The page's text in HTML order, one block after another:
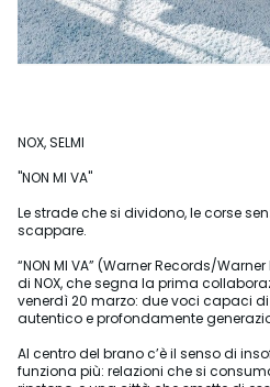
NOX, SELMI
"NON MI VA"
Le strade che si dividono, le corse
scappare.
“NON MI VA” (Warner Records/
di NOX, che segna la prima
venerdì 20 marzo: due voci capaci
autentico e profondamente
Al centro del brano c’è il senso di
funziona più: relazioni che si